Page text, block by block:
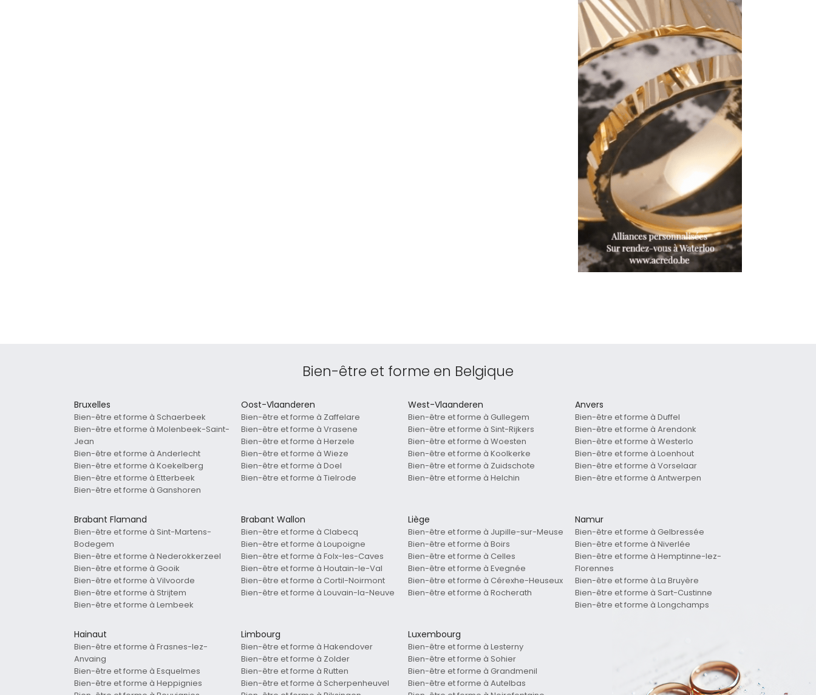
Bien-être et forme en Belgique
Bruxelles
Bien-être et forme à Schaerbeek
Bien-être et forme à Molenbeek-Saint-
Jean
Bien-être et forme à Anderlecht
Bien-être et forme à Koekelberg
Bien-être et forme à Etterbeek
Bien-être et forme à Ganshoren
Oost-Vlaanderen
Bien-être et forme à Zaffelare
Bien-être et forme à Vrasene
Bien-être et forme à Herzele
Bien-être et forme à Wieze
Bien-être et forme à Doel
Bien-être et forme à Tielrode
West-Vlaanderen
Bien-être et forme à Gullegem
Bien-être et forme à Sint-Rijkers
Bien-être et forme à Woesten
Bien-être et forme à Koolkerke
Bien-être et forme à Zuidschote
Bien-être et forme à Helchin
Anvers
Bien-être et forme à Duffel
Bien-être et forme à Arendonk
Bien-être et forme à Westerlo
Bien-être et forme à Loenhout
Bien-être et forme à Vorselaar
Bien-être et forme à Antwerpen
Brabant Flamand
Bien-être et forme à Sint-Martens-
Bodegem
Bien-être et forme à Nederokkerzeel
Bien-être et forme à Gooik
Bien-être et forme à Vilvoorde
Bien-être et forme à Strijtem
Bien-être et forme à Lembeek
Brabant Wallon
Bien-être et forme à Clabecq
Bien-être et forme à Loupoigne
Bien-être et forme à Folx-les-Caves
Bien-être et forme à Houtain-le-Val
Bien-être et forme à Cortil-Noirmont
Bien-être et forme à Louvain-la-Neuve
Liège
Bien-être et forme à Jupille-sur-Meuse
Bien-être et forme à Boirs
Bien-être et forme à Celles
Bien-être et forme à Evegnée
Bien-être et forme à Cérexhe-Heuseux
Bien-être et forme à Rocherath
Namur
Bien-être et forme à Gelbressée
Bien-être et forme à Niverlée
Bien-être et forme à Hemptinne-lez-
Florennes
Bien-être et forme à La Bruyère
Bien-être et forme à Sart-Custinne
Bien-être et forme à Longchamps
Hainaut
Bien-être et forme à Frasnes-lez-
Anvaing
Bien-être et forme à Esquelmes
Bien-être et forme à Heppignies
Limbourg
Bien-être et forme à Hakendover
Bien-être et forme à Zolder
Bien-être et forme à Rutten
Bien-être et forme à Scherpenheuvel
Luxembourg
Bien-être et forme à Lesterny
Bien-être et forme à Sohier
Bien-être et forme à Grandmenil
Bien-être et forme à Autelbas